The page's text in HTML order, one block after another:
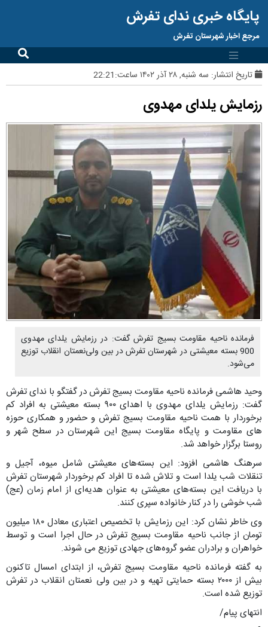
پایگاه خبری ندای تفرش
مرجع اخبار شهرستان تفرش
تاریخ انتشار: سه شنبه, ۲۸ آذر ۱۴۰۲ ساعت:22:21
رزمایش یلدای مهدوی
فرمانده ناحیه مقاومت بسیج تفرش گفت: در رزمایش یلدای مهدوی
900 بسته معیشتی در شهرستان تفرش در بین ولی‌نعمتان انقلاب توزیع
می‌شود.
وحید هاشمی فرمانده ناحیه مقاومت بسیج تفرش در گفتگو با ندای تفرش
گفت: رزمایش یلدای مهدوی با اهدای ۹۰۰ بسته معیشتی به افراد کم
برخوردار با همت ناحیه مقاومت بسیج تفرش و حضور و همکاری حوزه
های مقاومت و پایگاه مقاومت بسیج این شهرستان در سطح شهر و
روستا برگزار خواهد شد.
سرهنگ هاشمی افزود: این بسته‌های معیشتی شامل میوه، آجیل و
تنقلات شب یلدا است و تلاش شده تا افراد کم برخوردار شهرستان تفرش
با دریافت این بسته‌های معیشتی به عنوان هدیه‌ای از امام زمان (عج)
شب خوشی را در کنار خانواده سپری کنند.
وی خاطر نشان کرد: این رزمایش با تخصیص اعتباری معادل ۱۸۰ میلیون
تومان از جانب ناحیه مقاومت بسیج تفرش در حال اجرا است و توسط
خواهران و برادران عضو گروه‌های جهادی توزیع می شوند.
به گفته فرمانده ناحیه مقاومت بسیج تفرش، از ابتدای امسال تاکنون
بیش از ۲۰۰۰ بسته حمایتی تهیه و در بین ولی نعمتان انقلاب در تفرش
توزیع شده است.
انتهای پیام/